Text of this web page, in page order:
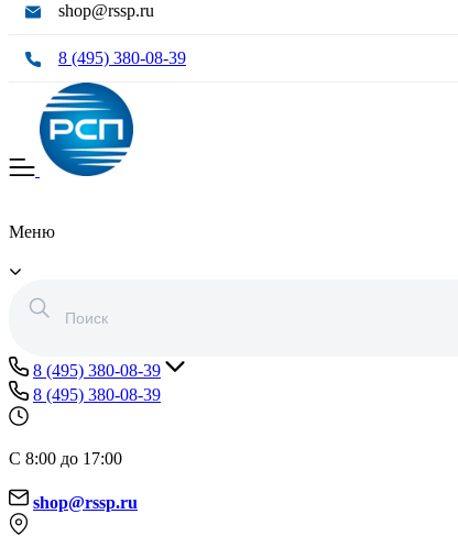
shop@rssp.ru
8 (495) 380-08-39
Меню
8 (495) 380-08-39
8 (495) 380-08-39
С 8:00 до 17:00
shop@rssp.ru